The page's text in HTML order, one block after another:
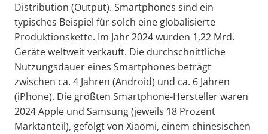
Distribution (Output). Smartphones sind ein
typisches Beispiel für solch eine globalisierte
Produktionskette. Im Jahr 2024 wurden 1,22 Mrd.
Geräte weltweit verkauft. Die durchschnittliche
Nutzungsdauer eines Smartphones beträgt
zwischen ca. 4 Jahren (Android) und ca. 6 Jahren
(iPhone). Die größten Smartphone-Hersteller waren
2024 Apple und Samsung (jeweils 18 Prozent
Marktanteil), gefolgt von Xiaomi, einem chinesischen